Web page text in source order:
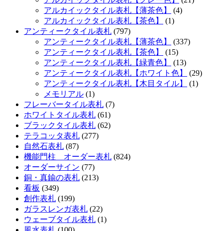
アルカイックタイル表札【薄茶色】
(4)
アルカイックタイル表札【茶色】
(1)
アンティークタイル表札 (797)
アンティークタイル表札【薄茶色】
(337)
アンティークタイル表札【茶色】
(15)
アンティークタイル表札【緑青色】
(13)
アンティークタイル表札【ホワイト色】
(29)
アンティークタイル表札【木目タイル】
(1)
メモリアル (1)
フレーバータイル表札 (7)
ホワイトタイル表札 (61)
ブラックタイル表札 (62)
テラコッタ表札 (277)
自然石表札 (87)
機能門柱 オーダー表札 (824)
オーダーサイン (77)
銅・真鍮の表札 (213)
看板 (349)
創作表札 (199)
ガラスレンガ表札 (22)
ウェーブタイル表札 (1)